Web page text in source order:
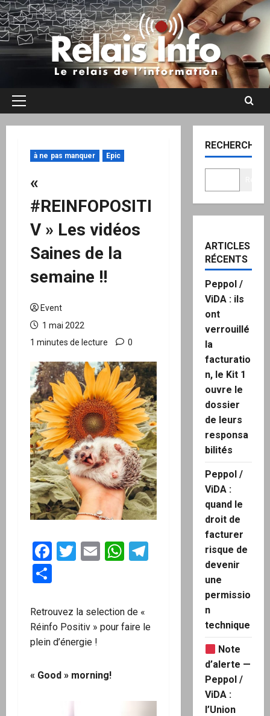
Aller
au
contenu
Menu
à ne pas manquer Epic
«
#REINFOPOSITI
V » Les vidéos
Saines de la
semaine !!
Event
1 mai 2022
1 minutes de lecture
0
Facebook
Twitter
EmailWhatsApp
Telegram
Retrouvez la selection de «
Réinfo Positiv » pour faire le
plein d’énergie !
« Good » morning!
RECHERCHER
ARTICLES
RÉCENTS
Peppol /
ViDA : ils
ont
verrouillé
la
facturatio
n, le Kit 1
ouvre le
dossier
de leurs
responsa
bilités
Peppol /
ViDA :
quand le
droit de
facturer
risque de
devenir
une
permissio
n
technique
Note
d’alerte —
Peppol /
ViDA :
l’Union